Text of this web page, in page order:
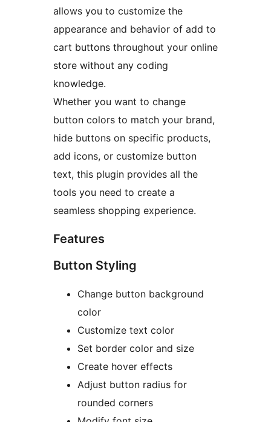
allows you to customize the
appearance and behavior of add to
cart buttons throughout your online
store without any coding
knowledge.
Whether you want to change
button colors to match your brand,
hide buttons on specific products,
add icons, or customize button
text, this plugin provides all the
tools you need to create a
seamless shopping experience.
Features
Button Styling
Change button background
color
Customize text color
Set border color and size
Create hover effects
Adjust button radius for
rounded corners